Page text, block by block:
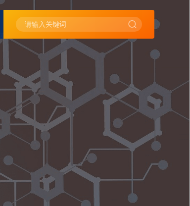
公告栏
年金险 新型产品
反洗钱 其他
投保服务 理赔服务
保护 消费者风险提示
专项信息